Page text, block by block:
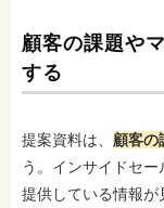
顧客の課題や
する
提案資料は、 顧客の
う。インサイドセー
提供している情報